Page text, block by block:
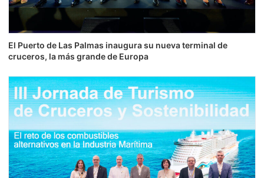
El Puerto de Las Palmas inaugura su nueva terminal de
cruceros, la más grande de Europa